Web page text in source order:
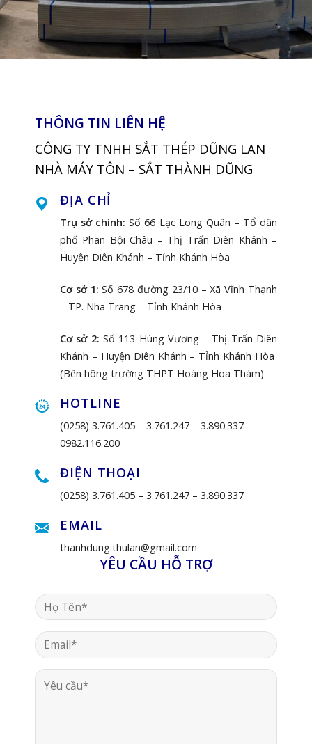
THÔNG TIN LIÊN HỆ
CÔNG TY TNHH SẮT THÉP DŨNG LAN
NHÀ MÁY TÔN – SẮT THÀNH DŨNG
ĐỊA CHỈ
Trụ sở chính: Số 66 Lạc Long Quân – Tổ dân
phố Phan Bội Châu – Thị Trấn Diên Khánh –
Huyện Diên Khánh – Tỉnh Khánh Hòa
Cơ sở 1: Số 678 đường 23/10 – Xã Vĩnh Thạnh
– TP. Nha Trang – Tỉnh Khánh Hòa
Cơ sở 2: Số 113 Hùng Vương – Thị Trấn Diên
Khánh – Huyện Diên Khánh – Tỉnh Khánh Hòa
(Bên hông trường THPT Hoàng Hoa Thám)
HOTLINE
(0258) 3.761.405 – 3.761.247 – 3.890.337 –
0982.116.200
ĐIỆN THOẠI
(0258) 3.761.405 – 3.761.247 – 3.890.337
EMAIL
thanhdung.thulan@gmail.com
YÊU CẦU HỖ TRỢ